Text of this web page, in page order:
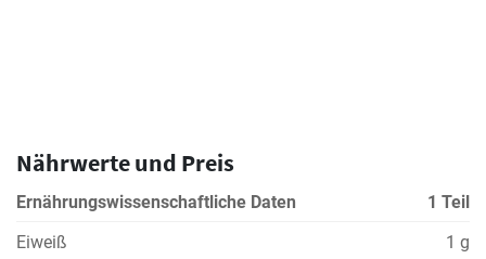
Nährwerte und Preis
Ernährungswissenschaftliche Daten
1 Teil
Eiweiß
1 g